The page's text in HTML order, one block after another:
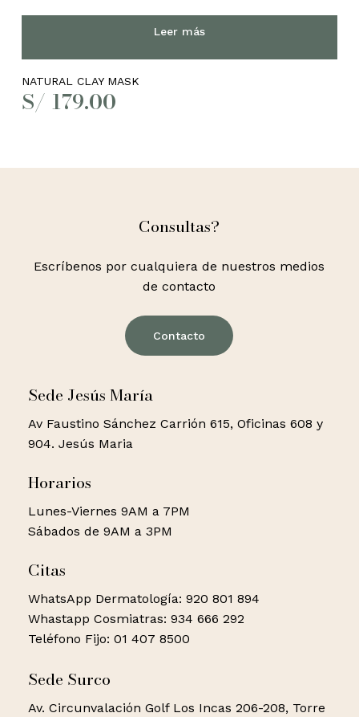
Leer más
NATURAL CLAY MASK
S/ 179.00
Consultas?
Escríbenos por cualquiera de nuestros medios
de contacto
Contacto
Sede Jesús María
Av Faustino Sánchez Carrión 615, Oficinas 608 y
904. Jesús Maria
Horarios
Lunes-Viernes 9AM a 7PM
Sábados de 9AM a 3PM
Citas
WhatsApp Dermatología: 920 801 894
Whastapp Cosmiatras: 934 666 292
Teléfono Fijo: 01 407 8500
Sede Surco
Av. Circunvalación Golf Los Incas 206-208, Torre